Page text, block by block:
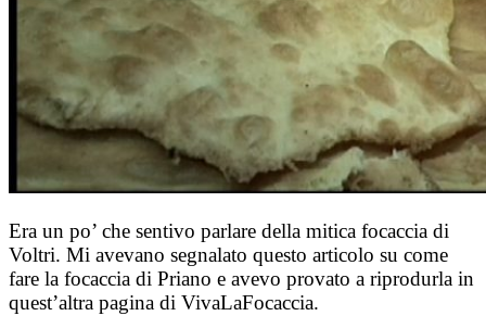
Era un po’ che sentivo parlare della mitica focaccia di
Voltri. Mi avevano segnalato questo articolo su come
fare la focaccia di Priano e avevo provato a riprodurla in
quest’altra pagina di VivaLaFocaccia.